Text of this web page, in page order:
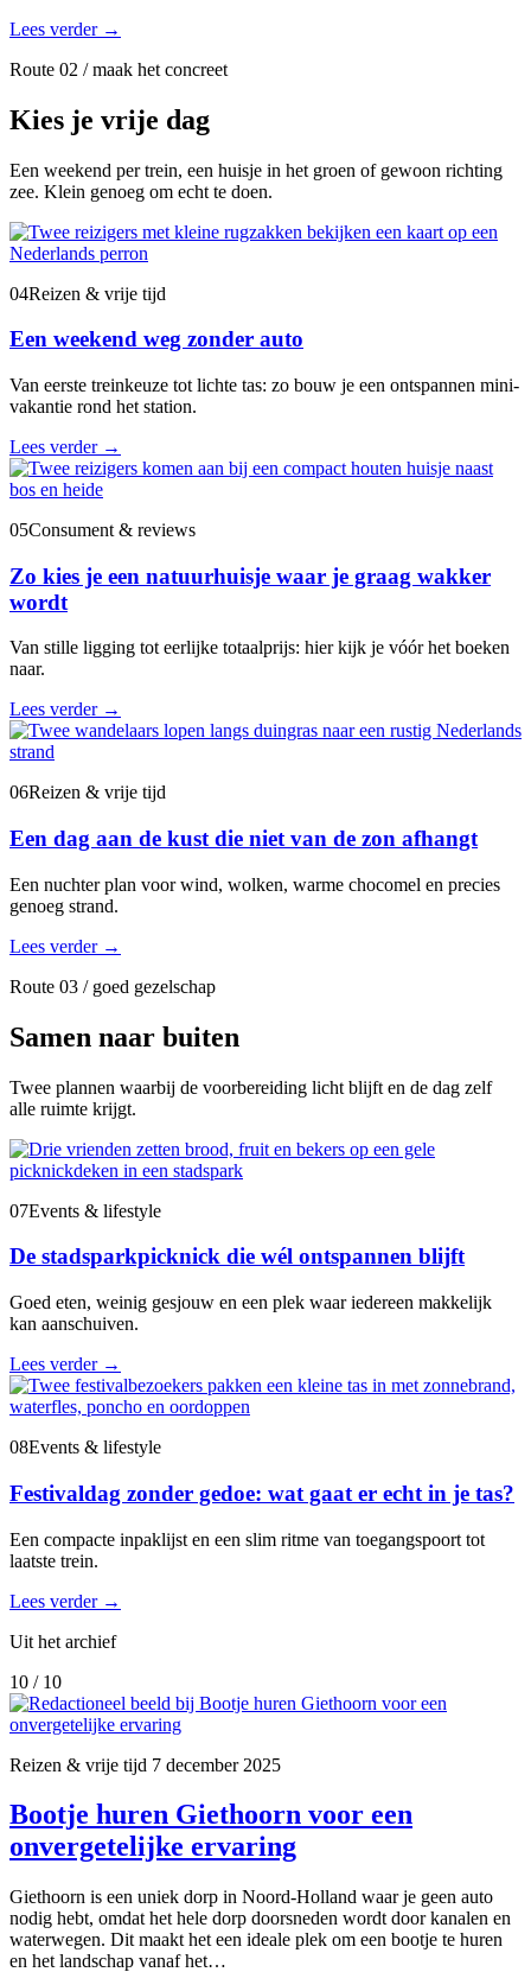
Lees verder →
Route 02 / maak het concreet
Kies je vrije dag
Een weekend per trein, een huisje in het groen of gewoon richting
zee. Klein genoeg om echt te doen.
04Reizen & vrije tijd
Een weekend weg zonder auto
Van eerste treinkeuze tot lichte tas: zo bouw je een ontspannen mini-
vakantie rond het station.
Lees verder →
05Consument & reviews
Zo kies je een natuurhuisje waar je graag wakker
wordt
Van stille ligging tot eerlijke totaalprijs: hier kijk je vóór het boeken
naar.
Lees verder →
06Reizen & vrije tijd
Een dag aan de kust die niet van de zon afhangt
Een nuchter plan voor wind, wolken, warme chocomel en precies
genoeg strand.
Lees verder →
Route 03 / goed gezelschap
Samen naar buiten
Twee plannen waarbij de voorbereiding licht blijft en de dag zelf
alle ruimte krijgt.
07Events & lifestyle
De stadsparkpicknick die wél ontspannen blijft
Goed eten, weinig gesjouw en een plek waar iedereen makkelijk
kan aanschuiven.
Lees verder →
08Events & lifestyle
Festivaldag zonder gedoe: wat gaat er echt in je tas?
Een compacte inpaklijst en een slim ritme van toegangspoort tot
laatste trein.
Lees verder →
Uit het archief
10 / 10
Reizen & vrije tijd 7 december 2025
Bootje huren Giethoorn voor een
onvergetelijke ervaring
Giethoorn is een uniek dorp in Noord-Holland waar je geen auto
nodig hebt, omdat het hele dorp doorsneden wordt door kanalen en
waterwegen. Dit maakt het een ideale plek om een bootje te huren
en het landschap vanaf het…